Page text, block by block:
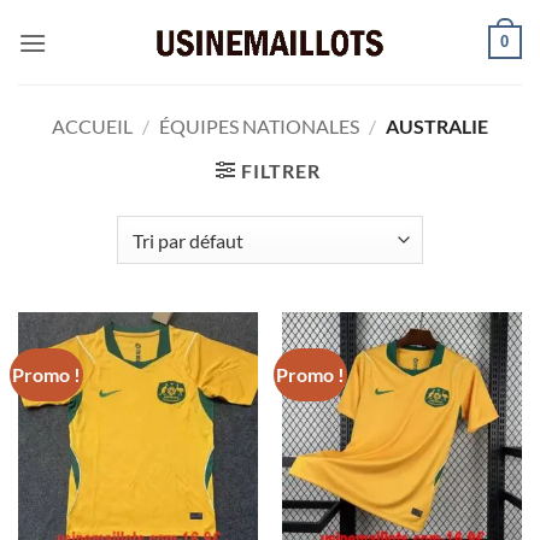
0
ACCUEIL / ÉQUIPES NATIONALES / AUSTRALIE
FILTRER
Promo ! Promo !